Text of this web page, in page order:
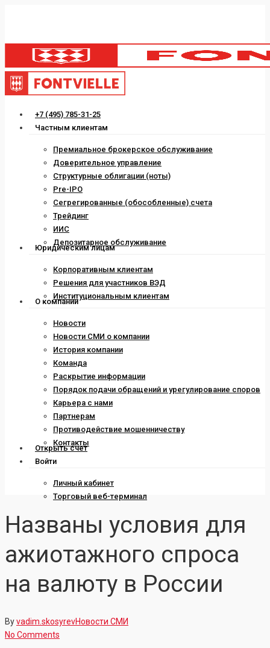
content
Menu
+7 (495) 785-31-25
Частным клиентам
Премиальное брокерское обслуживание
Доверительное управление
Структурные облигации (ноты)
Pre-IPO
Сегрегированные (обособленные) счета
Трейдинг
ИИС
Депозитарное обслуживание
Юридическим лицам
Корпоративным клиентам
Решения для участников ВЭД
Институциональным клиентам
О компании
Новости
Новости СМИ о компании
История компании
Команда
Раскрытие информации
Порядок подачи обращений и урегулирование споров
Карьера с нами
Партнерам
Противодействие мошенничеству
Контакты
Открыть счет
Войти
Личный кабинет
Торговый веб-терминал
Названы условия для
ажиотажного спроса
на валюту в России
Byvadim.skosyrevНовости СМИ
No Comments